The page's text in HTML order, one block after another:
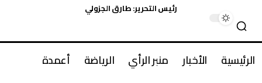
رئيس التحرير: طارق الجزولي
الرئيسية الأخبار منبر الرأي الرياضة
أعمدة